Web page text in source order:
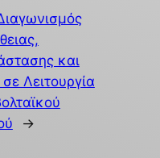
και
Λειτουργία
→